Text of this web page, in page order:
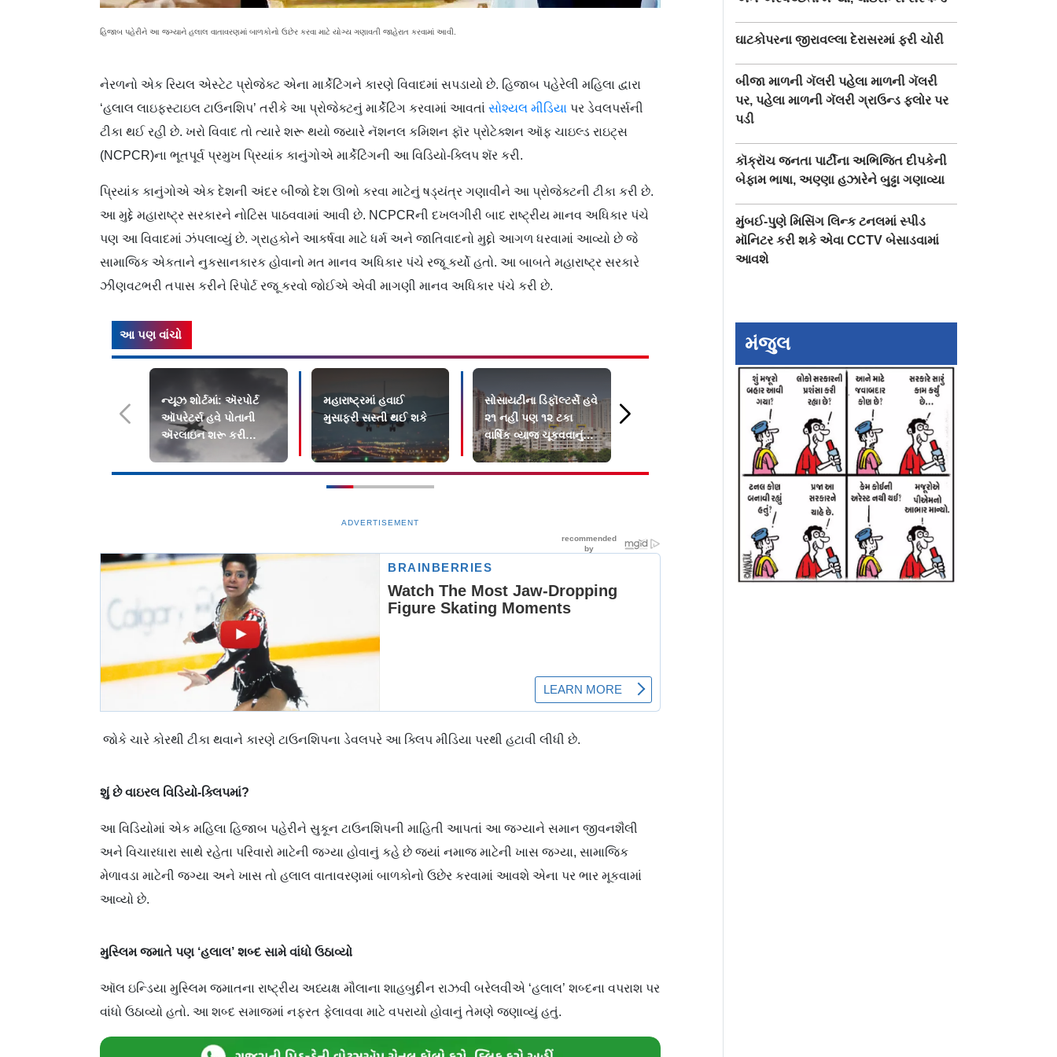
હિજાબ પહેરીને આ જગ્યાને હલાલ વાતાવરણમાં બાળકોનો ઉછેર કરવા માટે યોગ્ય ગણાવતી જાહેરાત કરવામાં આવી.
નેરળનો એક રિયલ એસ્ટેટ પ્રોજેક્ટ એના માર્કેટિંગને કારણે વિવાદમાં સપડાયો છે. હિજાબ પહેરેલી મહિલા દ્વારા
‘હલાલ લાઇફસ્ટાઇલ ટાઉનશિપ’ તરીકે આ પ્રોજેક્ટનું માર્કેટિંગ કરવામાં આવતાં સોશ્યલ મીડિયા પર ડેવલપર્સની
ટીકા થઈ રહી છે. ખરો વિવાદ તો ત્યારે શરૂ થયો જ્યારે નૅશનલ કમિશન ફૉર પ્રોટેક્શન ઑફ ચાઇલ્ડ રાઇટ્સ
(NCPCR)ના ભૂતપૂર્વ પ્રમુખ પ્રિયાંક કાનુંગોએ માર્કેટિંગની આ વિડિયો-ક્લિપ શૅર કરી.
પ્રિયાંક કાનુંગોએ એક દેશની અંદર બીજો દેશ ઊભો કરવા માટેનું ષડ‍્યંત્ર ગણાવીને આ પ્રોજેક્ટની ટીકા કરી છે.
આ મુદ્દે મહારાષ્ટ્ર સરકારને નોટિસ પાઠવવામાં આવી છે. NCPCRની દખલગીરી બાદ રાષ્ટ્રીય માનવ અધિકાર પંચે
પણ આ વિવાદમાં ઝંપલાવ્યું છે. ગ્રાહકોને આકર્ષવા માટે ધર્મ અને જાતિવાદનો મુદ્દો આગળ ધરવામાં આવ્યો છે જે
સામાજિક એકતાને નુકસાનકારક હોવાનો મત માનવ અધિકાર પંચે રજૂ કર્યો હતો. આ બાબતે મહારાષ્ટ્ર સરકારે
ઝીણવટભરી તપાસ કરીને રિપોર્ટ રજૂ કરવો જોઈએ એવી માગણી માનવ અધિકાર પંચે કરી છે.
આ પણ વાંચો
ન્યૂઝ શોર્ટમાં: ઍરપોર્ટ
ઑપરેટર્સ હવે પોતાની
ઍરલાઇન શરૂ કરી
શકશે?
મહારાષ્ટ્રમાં હવાઈ
મુસાફરી સસ્તી થઈ શકે
સોસાયટીના ડિફૉલ્ટર્સે હવે
૨૧ નહીં પણ ૧૨ ટકા
વાર્ષિક વ્યાજ ચૂકવવાનું
રહેશે
2,250થી વધુ ભાડા કરારો
મુંબઈ: કડક પોલીસ
સુરક્ષા વચ્ચે દિંડોશીમાં
દરગાહ તોડી પાડવામાં
આવી, જુઓ વીડિયો
ADVERTISEMENT
જોકે ચારે કોરથી ટીકા થવાને કારણે ટાઉનશિપના ડેવલપરે આ ક્લિપ મીડિયા પરથી હટાવી લીધી છે.
શું છે વાઇરલ વિડિયો-ક્લિપમાં?
આ વિડિયોમાં એક મહિલા હિજાબ પહેરીને સુકૂન ટાઉનશિપની માહિતી આપતાં આ જગ્યાને સમાન જીવનશૈલી
અને વિચારધારા સાથે રહેતા પરિવારો માટેની જગ્યા હોવાનું કહે છે જ્યાં નમાજ માટેની ખાસ જગ્યા, સામાજિક
મેળાવડા માટેની જગ્યા અને ખાસ તો હલાલ વાતાવરણમાં બાળકોનો ઉછેર કરવામાં આવશે એના પર ભાર મૂકવામાં
આવ્યો છે.
મુસ્લિમ જમાતે પણ ‘હલાલ’ શબ્દ સામે વાંધો ઉઠાવ્યો
ઑલ ઇન્ડિયા મુસ્લિમ જમાતના રાષ્ટ્રીય અધ્યક્ષ મૌલાના શાહબુદ્દીન રાઝવી બરેલવીએ ‘હલાલ’ શબ્દના વપરાશ પર
વાંધો ઉઠાવ્યો હતો. આ શબ્દ સમાજમાં નફરત ફેલાવવા માટે વપરાયો હોવાનું તેમણે જણાવ્યું હતું.
ઘાટકોપરના જીરાવલ્લા દેરાસરમાં ફરી ચોરી
બીજા માળની ગૅલરી પહેલા માળની ગૅલરી
પર, પહેલા માળની ગૅલરી ગ્રાઉન્ડ ફ્લોર પર
પડી
કૉક્રૉચ જનતા પાર્ટીના અભિજિત દીપકેની
બેફામ ભાષા, અણ્ણા હઝારેને બુઢ્ઢા ગણાવ્યા
મુંબઈ-પુણે મિસિંગ લિન્ક ટનલમાં સ્પીડ
મૉનિટર કરી શકે એવા CCTV બેસાડવામાં
આવશે
મંજુલ